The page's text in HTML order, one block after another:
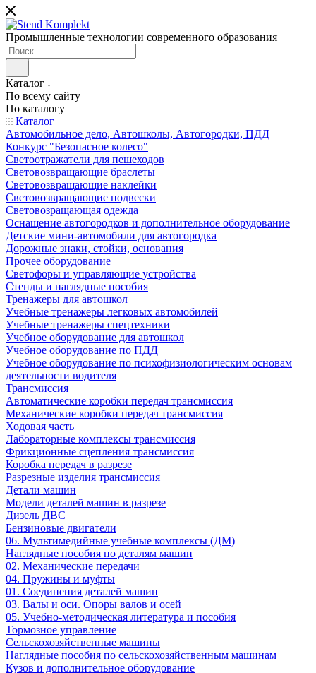
Промышленные технологии современного образования
Каталог
По всему сайту
По каталогу
Каталог
Автомобильное дело, Автошколы, Автогородки, ПДД
Конкурс "Безопасное колесо"
Светоотражатели для пешеходов
Световозвращающие браслеты
Световозвращающие наклейки
Световозвращающие подвески
Световозращающая одежда
Оснащение автогородков и дополнительное оборудование
Детские мини-автомобили для автогородка
Дорожные знаки, стойки, основания
Прочее оборудование
Светофоры и управляющие устройства
Стенды и наглядные пособия
Тренажеры для автошкол
Учебные тренажеры легковых автомобилей
Учебные тренажеры спецтехники
Учебное оборудование для автошкол
Учебное оборудование по ПДД
Учебное оборудование по психофизиологическим основам
деятельности водителя
Трансмиссия
Автоматические коробки передач трансмиссия
Механические коробки передач трансмиссия
Ходовая часть
Лабораторные комплексы трансмиссия
Фрикционные сцепления трансмиссия
Коробка передач в разрезе
Разрезные изделия трансмиссия
Детали машин
Модели деталей машин в разрезе
Дизель ДВС
Бензиновые двигатели
06. Мультимедийные учебные комплексы (ДМ)
Наглядные пособия по деталям машин
02. Механические передачи
04. Пружины и муфты
01. Соединения деталей машин
03. Валы и оси. Опоры валов и осей
05. Учебно-методическая литература и пособия
Тормозное управление
Сельскохозяйственные машины
Наглядные пособия по сельскохозяйственным машинам
Кузов и дополнительное оборудование